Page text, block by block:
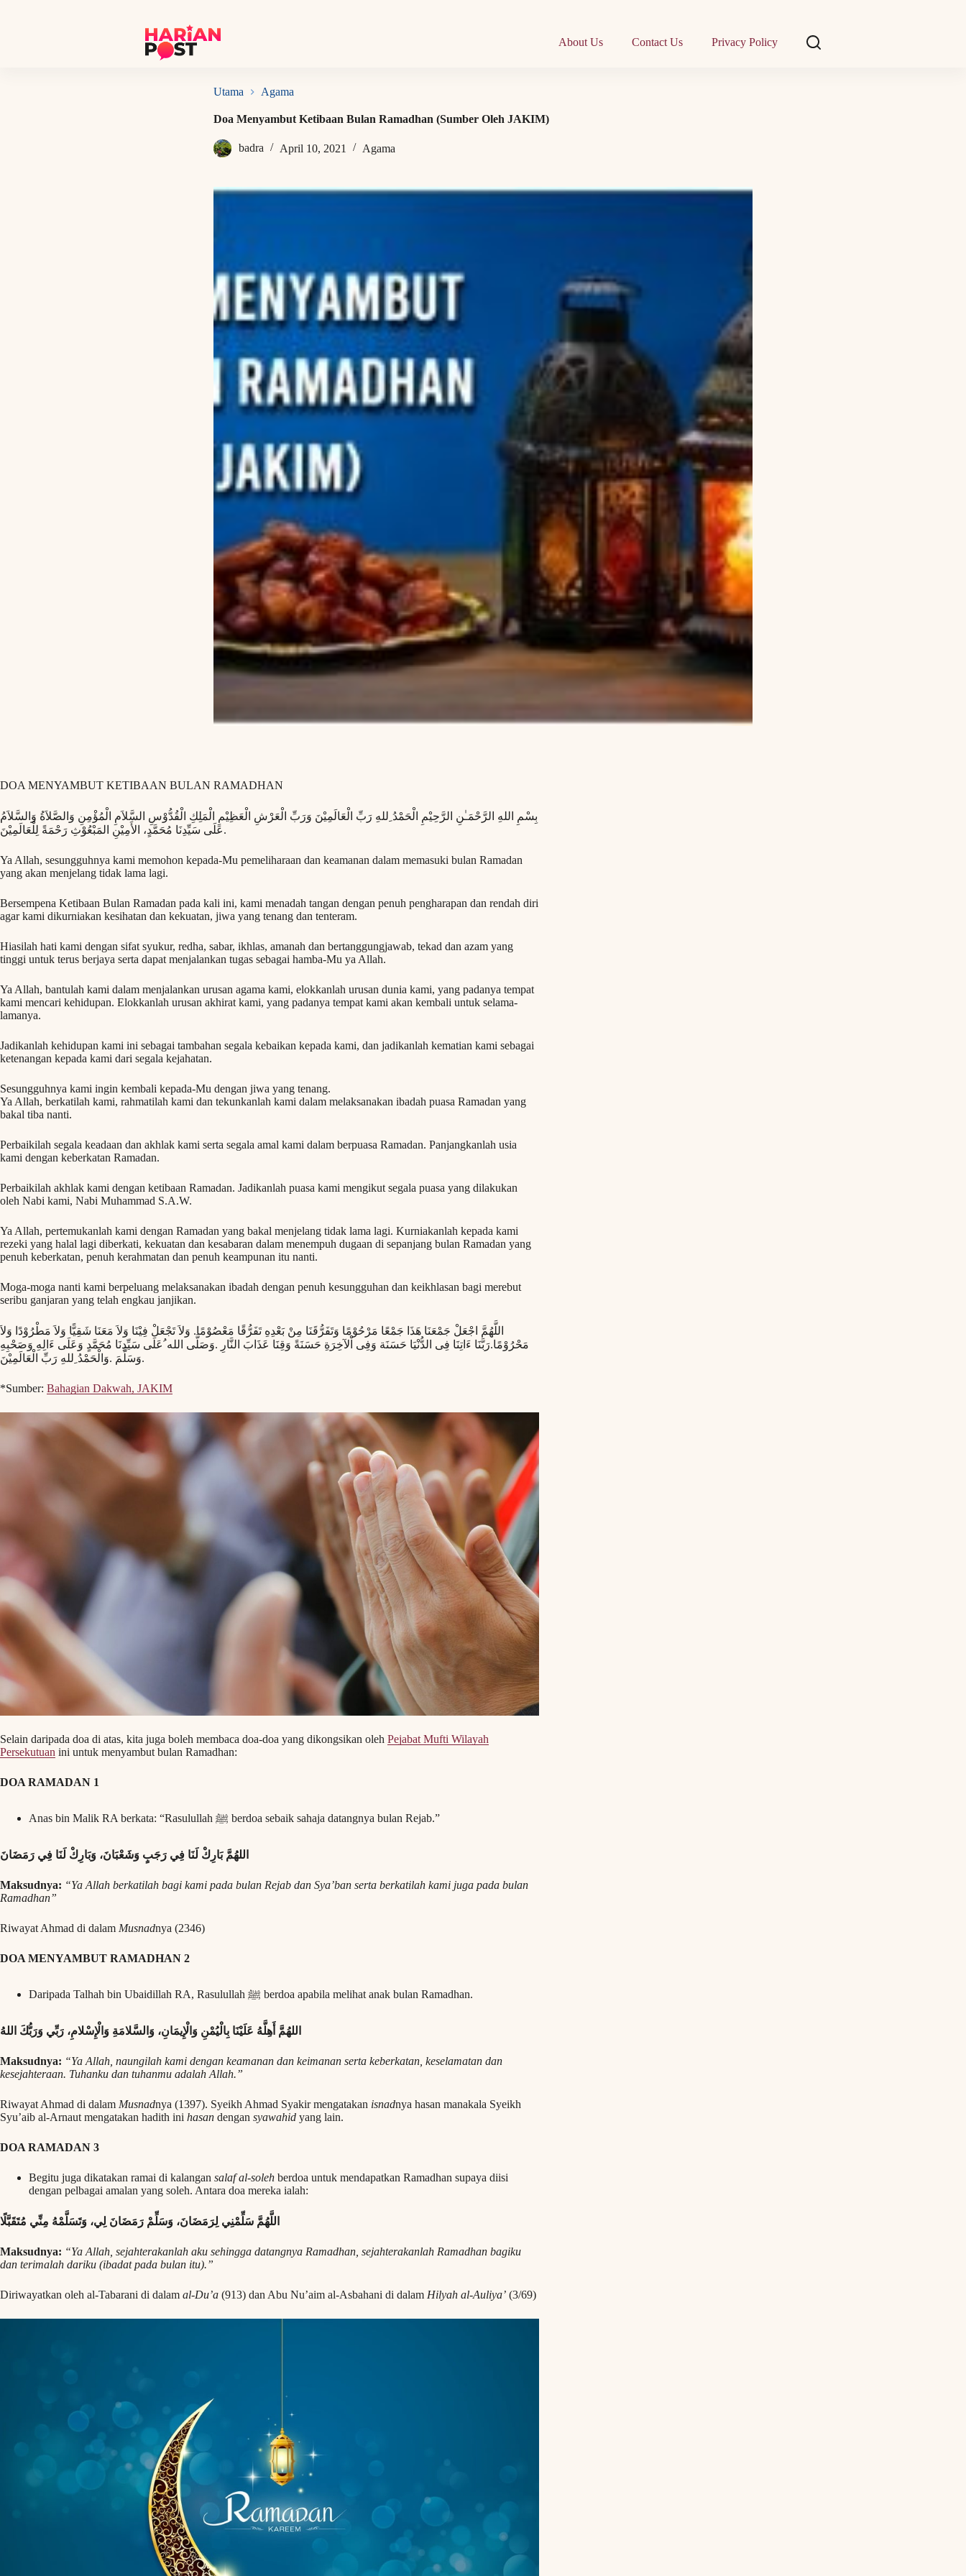
About Us Contact Us Privacy Policy
Utama Agama
Doa Menyambut Ketibaan Bulan Ramadhan (Sumber Oleh JAKIM)
badra April 10, 2021 Agama
DOA MENYAMBUT KETIBAAN BULAN RAMADHAN
بِسْمِ اللهِ الرَّحْمَـٰنِ الرَّحِيْمِ الْحَمْدُ ِللهِ رَبِّ الْعَالَمِيْنَ وَرَبِّ الْعَرْشِ الْعَظِيْمِ الْمَلِكِ الْقُدُّوْسِ السَّلاَمِ الْمُؤْمِنِ وَالصَّلاَةُ وَالسَّلاَمُ
عَلَى سَيِّدِنَا مُحَمَّدٍ، الأَمِيْنِ المَبْعُوْثِ رَحْمَةً لِلْعَالَمِيْنَ.
Ya Allah, sesungguhnya kami memohon kepada-Mu pemeliharaan dan keamanan dalam memasuki bulan Ramadan
yang akan menjelang tidak lama lagi.
Bersempena Ketibaan Bulan Ramadan pada kali ini, kami menadah tangan dengan penuh pengharapan dan rendah diri
agar kami dikurniakan kesihatan dan kekuatan, jiwa yang tenang dan tenteram.
Hiasilah hati kami dengan sifat syukur, redha, sabar, ikhlas, amanah dan bertanggungjawab, tekad dan azam yang
tinggi untuk terus berjaya serta dapat menjalankan tugas sebagai hamba-Mu ya Allah.
Ya Allah, bantulah kami dalam menjalankan urusan agama kami, elokkanlah urusan dunia kami, yang padanya tempat
kami mencari kehidupan. Elokkanlah urusan akhirat kami, yang padanya tempat kami akan kembali untuk selama-
lamanya.
Jadikanlah kehidupan kami ini sebagai tambahan segala kebaikan kepada kami, dan jadikanlah kematian kami sebagai
ketenangan kepada kami dari segala kejahatan.
Sesungguhnya kami ingin kembali kepada-Mu dengan jiwa yang tenang.
Ya Allah, berkatilah kami, rahmatilah kami dan tekunkanlah kami dalam melaksanakan ibadah puasa Ramadan yang
bakal tiba nanti.
Perbaikilah segala keadaan dan akhlak kami serta segala amal kami dalam berpuasa Ramadan. Panjangkanlah usia
kami dengan keberkatan Ramadan.
Perbaikilah akhlak kami dengan ketibaan Ramadan. Jadikanlah puasa kami mengikut segala puasa yang dilakukan
oleh Nabi kami, Nabi Muhammad S.A.W.
Ya Allah, pertemukanlah kami dengan Ramadan yang bakal menjelang tidak lama lagi. Kurniakanlah kepada kami
rezeki yang halal lagi diberkati, kekuatan dan kesabaran dalam menempuh dugaan di sepanjang bulan Ramadan yang
penuh keberkatan, penuh kerahmatan dan penuh keampunan itu nanti.
Moga-moga nanti kami berpeluang melaksanakan ibadah dengan penuh kesungguhan dan keikhlasan bagi merebut
seribu ganjaran yang telah engkau janjikan.
اللَّهُمَّ اجْعَلْ جَمْعَنَا هَذَا جَمْعًا مَرْحُوْمًا وَتَفَرُّقَنَا مِنْ بَعْدِهِ تَفَرُّقًا مَعْصُوْمًا. وَلاَ تَجْعَلْ فِيْنَا وَلاَ مَعَنَا شَقِيًّا وَلاَ مَطْرُوْدًا وَلاَ
مَحْرُوْمًا.رَبَّنَا ءَاتِنَا فِى الدُّنْيَا حَسَنَة وَفِى اْلآخِرَةِ حَسَنَةً وَقِنَا عَذَابَ النَّارِ .وَصَلَّى الله ُعَلَى سَيِّدِنَا مُحَمَّدٍ وَعَلَى ءَالِهِ وَصَحْبِهِ
وَسَلَّمَ .وَالْحَمْدُ ِللهِ رَبِّ الْعَالَمِيْنَ.
*Sumber: Bahagian Dakwah, JAKIM
Selain daripada doa di atas, kita juga boleh membaca doa-doa yang dikongsikan oleh Pejabat Mufti Wilayah
Persekutuan ini untuk menyambut bulan Ramadhan:
DOA RAMADAN 1
Anas bin Malik RA berkata: “Rasulullah ﷺ berdoa sebaik sahaja datangnya bulan Rejab.”
اللهُمَّ بَارِكْ لَنَا فِي رَجَبٍ وَشَعْبَانَ، وَبَارِكْ لَنَا فِي رَمَضَانَ
Maksudnya: “Ya Allah berkatilah bagi kami pada bulan Rejab dan Sya’ban serta berkatilah kami juga pada bulan
Ramadhan”
Riwayat Ahmad di dalam Musnadnya (2346)
DOA MENYAMBUT RAMADHAN 2
Daripada Talhah bin Ubaidillah RA, Rasulullah ﷺ berdoa apabila melihat anak bulan Ramadhan.
اللهُمَّ أَهِلَّهُ عَلَيْنَا بِالْيُمْنِ وَالْإِيمَانِ، وَالسَّلامَةِ وَالْإِسْلامِ، رَبِّي وَرَبُّكَ اللهُ
Maksudnya: “Ya Allah, naungilah kami dengan keamanan dan keimanan serta keberkatan, keselamatan dan
kesejahteraan. Tuhanku dan tuhanmu adalah Allah.”
Riwayat Ahmad di dalam Musnadnya (1397). Syeikh Ahmad Syakir mengatakan isnadnya hasan manakala Syeikh
Syu’aib al-Arnaut mengatakan hadith ini hasan dengan syawahid yang lain.
DOA RAMADAN 3
Begitu juga dikatakan ramai di kalangan salaf al-soleh berdoa untuk mendapatkan Ramadhan supaya diisi
dengan pelbagai amalan yang soleh. Antara doa mereka ialah:
اللَّهُمَّ سَلِّمْنِي لِرَمَضَانَ، وَسَلِّمْ رَمَضَانَ لِي، وَتَسَلَّمْهُ مِنِّي مُتَقَبَّلًا
Maksudnya: “Ya Allah, sejahterakanlah aku sehingga datangnya Ramadhan, sejahterakanlah Ramadhan bagiku
dan terimalah dariku (ibadat pada bulan itu).”
Diriwayatkan oleh al-Tabarani di dalam al-Du’a (913) dan Abu Nu’aim al-Asbahani di dalam Hilyah al-Auliya’ (3/69)